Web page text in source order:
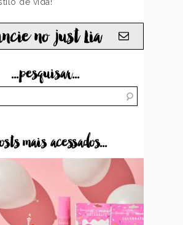
de vida!
no just Lia
...pesquisar...
mais acessados...